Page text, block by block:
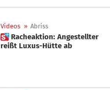
Videos » Abriss
 Racheaktion: Angestellter
reißt Luxus-Hütte ab